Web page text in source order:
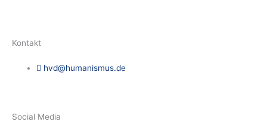
Kontakt
hvd@humanismus.de
Social Media